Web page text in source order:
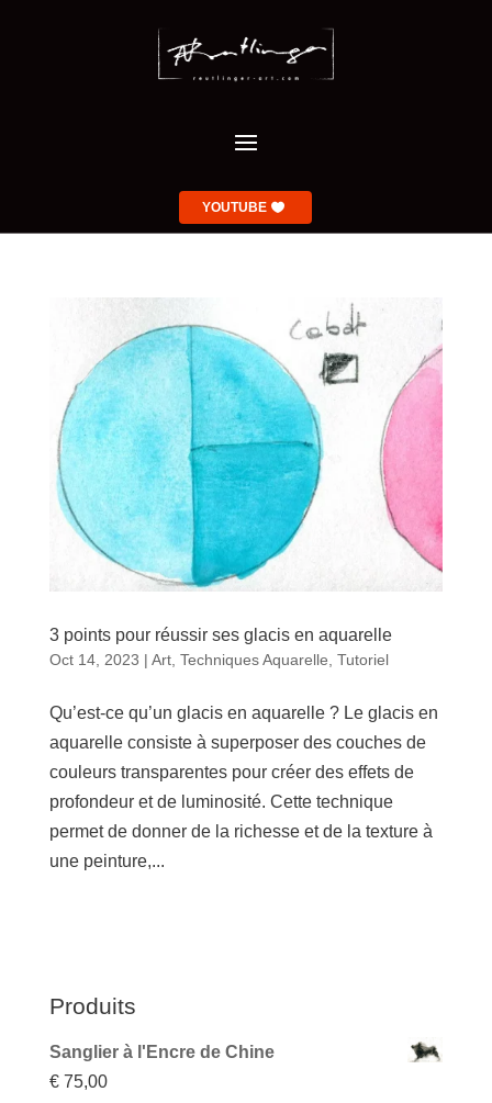
YOUTUBE
3 points pour réussir ses glacis en aquarelle
Oct 14, 2023 | Art, Techniques Aquarelle, Tutoriel
Qu’est-ce qu’un glacis en aquarelle ? Le glacis en
aquarelle consiste à superposer des couches de
couleurs transparentes pour créer des effets de
profondeur et de luminosité. Cette technique
permet de donner de la richesse et de la texture à
une peinture,...
Produits
Sanglier à l'Encre de Chine
€75,00